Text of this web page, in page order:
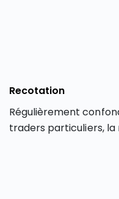
Recotation
Régulièrement
traders particuliers,